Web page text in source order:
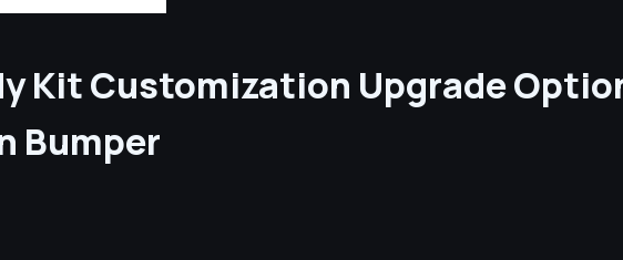
Kit Customization Upgrade
Bumper